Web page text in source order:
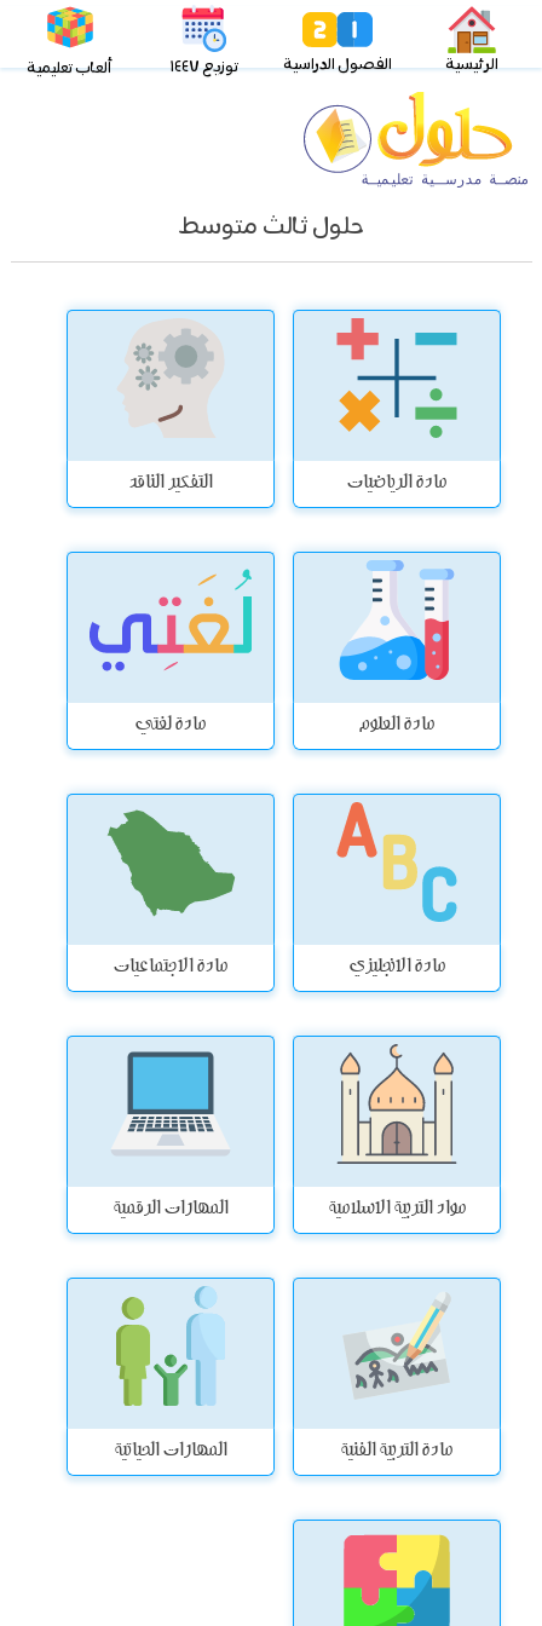
الرئيسية الفصول الدراسية توزيع ١٤٤٧ ألعاب تعليمية
حلول ثالث متوسط
مادة الرياضيات التفكير الناقد
مادة العلوم مادة لغتي
مادة الانجليزي مادة الاجتماعيات
مواد التربية الاسلامية المهارات الرقمية
مادة التربية الفنية المهارات الحياتية